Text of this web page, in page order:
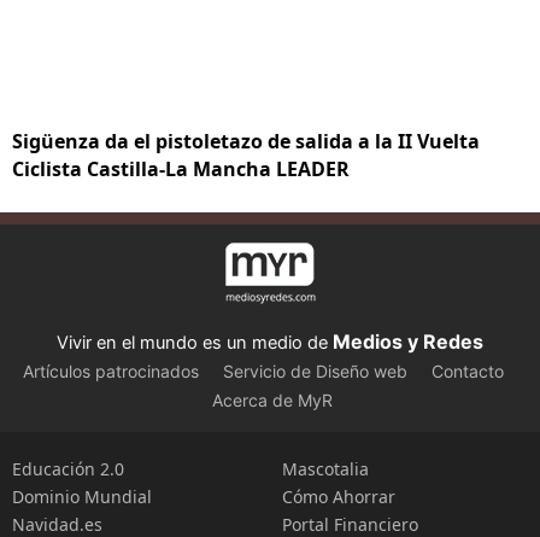
Sigüenza da el pistoletazo de salida a la II Vuelta
Ciclista Castilla-La Mancha LEADER
Vivir en el mundo es un medio de Medios y Redes
Artículos patrocinados Servicio de Diseño web
Contacto
Acerca de MyR
Educación 2.0
Dominio Mundial
Navidad.es
Mascotalia
Cómo Ahorrar
Portal Financiero